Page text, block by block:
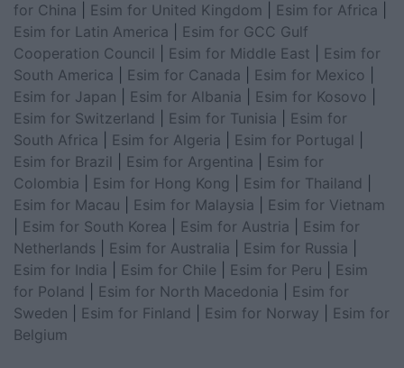
for China
Esim for United Kingdom Esim for Africa
Esim for Latin America
Esim for GCC Gulf
Cooperation Council
Esim for Middle East
Esim for
South America
Esim for Canada Esim for Mexico
Esim for Japan
Esim for Albania Esim for Kosovo
Esim for Switzerland
Esim for Tunisia
Esim for
South Africa
Esim for Algeria Esim for Portugal
Esim for Brazil
Esim for Argentina
Esim for
Colombia
Esim for Hong Kong Esim for Thailand
Esim for Macau
Esim for Malaysia
Esim for Vietnam
Esim for South Korea Esim for Austria
Esim for
Netherlands
Esim for Australia Esim for Russia
Esim for India
Esim for Chile Esim for Peru
Esim
for Poland
Esim for North Macedonia
Esim for
Sweden
Esim for Finland Esim for Norway
Esim for
Belgium